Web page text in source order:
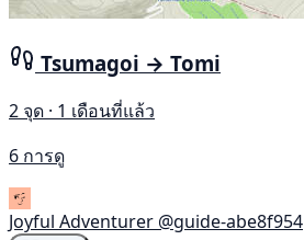
Tsumagoi → Tomi
2 จุด · 1 เดือนที่แล้ว
6 การดู
Joyful Adventurer @guide-abe8f954